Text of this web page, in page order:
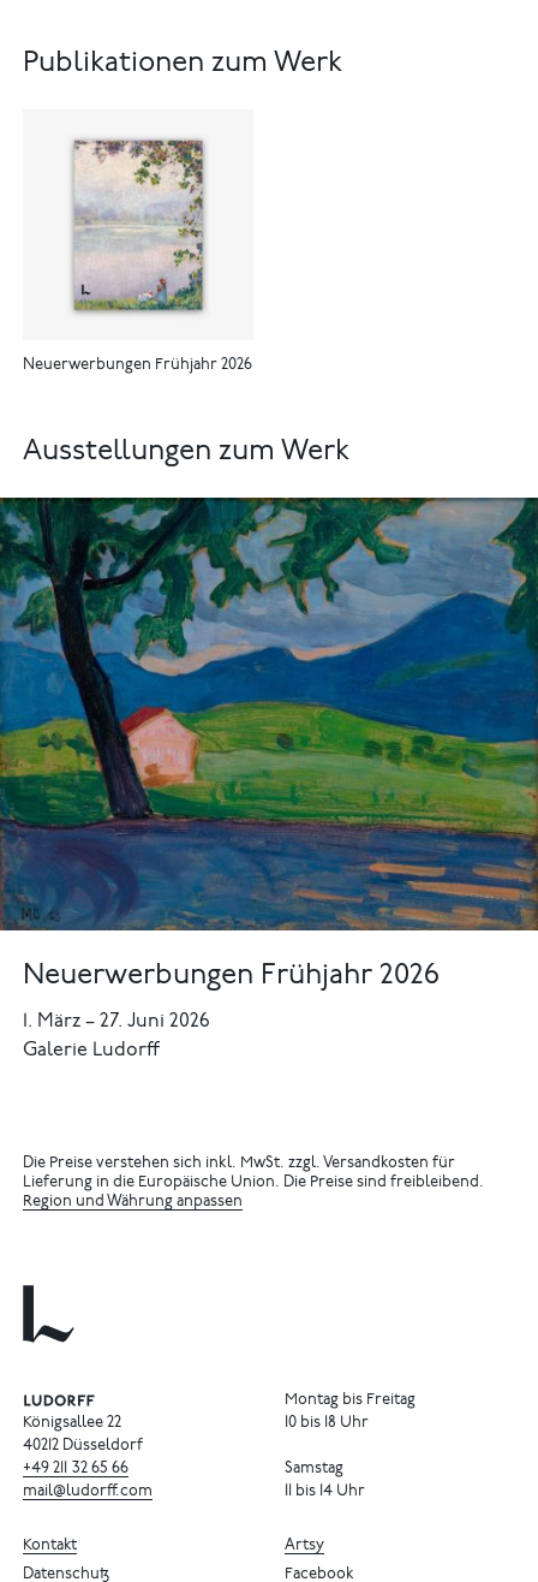
Publikationen zum Werk
Neuerwerbungen Frühjahr 2026
Ausstellungen zum Werk
Neuerwerbungen Frühjahr 2026
1. März–27. Juni 2026
Galerie Ludorff
Die Preise verstehen sich inkl. MwSt. zzgl. Versandkosten für
Lieferung in die Europäische Union. Die Preise sind freibleibend.
Region und Währung anpassen
Königsallee 22
40212 Düsseldorf
+49 211 32 65 66
mail@ludorff.com
Montag bis Freitag
10 bis 18 Uhr
Samstag
11 bis 14 Uhr
Artsy
Facebook
Kontakt
Datenschutz